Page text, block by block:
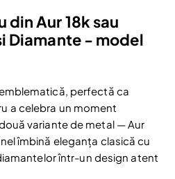
din Aur 18k sau
Diamante - model
perfectă ca
a celebra un moment
variante de metal — Aur
îmbină eleganța clasică cu
într-un design atent